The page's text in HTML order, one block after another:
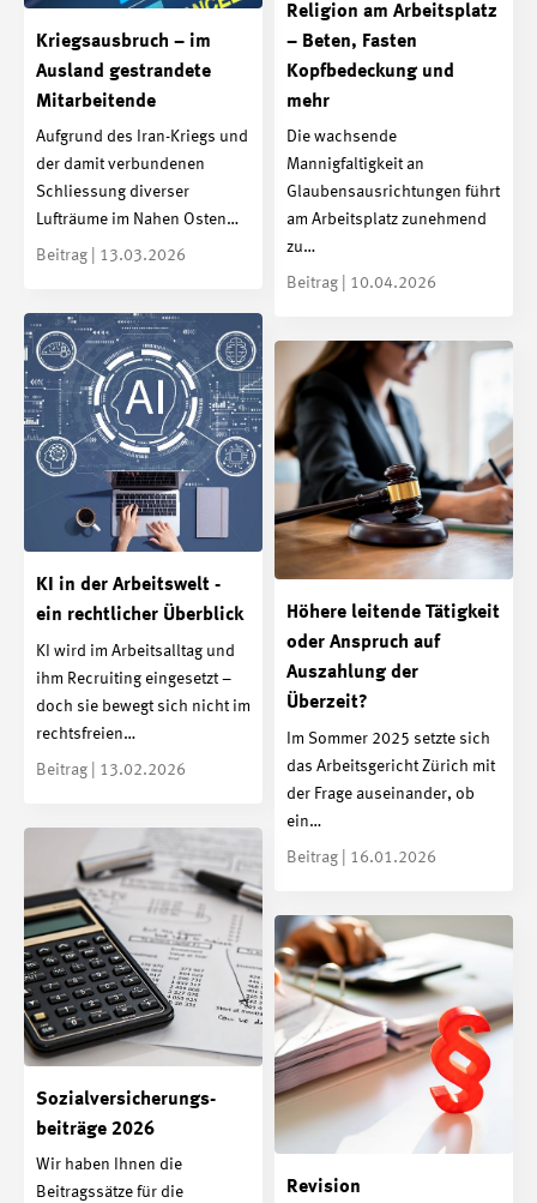
Religion am Arbeitsplatz
– Beten, Fasten
Kopfbedeckung und
mehr
Die wachsende
Mannigfaltigkeit an
Glaubensausrichtungen führt
am Arbeitsplatz zunehmend
zu…
Beitrag | 10.04.2026
Kriegsausbruch – im
Ausland gestrandete
Mitarbeitende
Aufgrund des Iran-Kriegs und
der damit verbundenen
Schliessung diverser
Lufträume im Nahen Osten…
Beitrag | 13.03.2026
KI in der Arbeitswelt -
ein rechtlicher Überblick
KI wird im Arbeitsalltag und
ihm Recruiting eingesetzt –
doch sie bewegt sich nicht im
rechtsfreien…
Beitrag | 13.02.2026
Höhere leitende Tätigkeit
oder Anspruch auf
Auszahlung der
Überzeit?
Im Sommer 2025 setzte sich
das Arbeitsgericht Zürich mit
der Frage auseinander, ob
ein…
Beitrag | 16.01.2026
Sozialversicherungs­
beiträge 2026
Wir haben Ihnen die
Beitragssätze für die
Revision